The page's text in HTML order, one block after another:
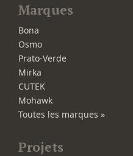
Marques
Bona
Osmo
Prato-Verde
Mirka
CUTEK
Mohawk
Toutes les marques »
Projets